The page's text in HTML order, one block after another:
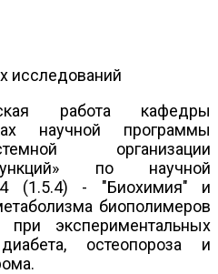
исследований
работа кафедры
научной программы
организации
по научной
(1.5.4) - "Биохимия" и
биополимеров
при экспериментальных
остеопороза и